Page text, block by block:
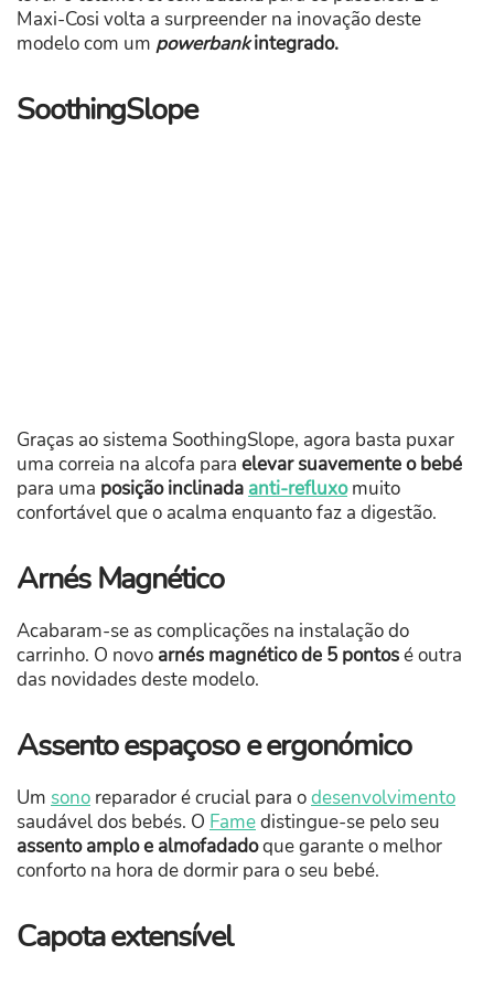
Maxi-Cosi volta a surpreender na inovação deste
modelo com um powerbankintegrado.
SoothingSlope
Graças ao sistema SoothingSlope, agora basta puxar
uma correia na alcofa para elevar suavemente o bebé
para uma posição inclinada anti-refluxo muito
confortável que o acalma enquanto faz a digestão.
Arnés Magnético
Acabaram-se as complicações na instalação do
carrinho. O novo arnés magnético de 5 pontosé outra
das novidades deste modelo.
Assento espaçoso e ergonómico
Um sono reparador é crucial para odesenvolvimento
saudável dos bebés. O Famedistingue-se pelo seu
assento amplo e almofadadoque garante o melhor
conforto na hora de dormir para o seu bebé.
Capota extensível